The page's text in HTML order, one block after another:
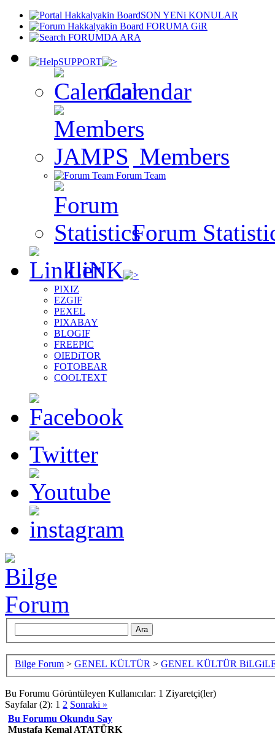
SON YENi KONULAR
FORUMA GiR
FORUMDA ARA
SUPPORT
Calendar
Members
Forum Team
Forum
LiNK
PIXIZ
EZGIF
PEXEL
PIXABAY
BLOGIF
FREEPIC
OIEDiTOR
FOTOBEAR
COOLTEXT
Bilge Forum > GENEL KÜLTÜR > GENEL KÜLTÜR
Bu Forumu Görüntüleyen Kullanıcılar: 1 Ziyaretçi(ler)
Sayfalar (2): 1 2 Sonraki »
Bu Forumu Okundu Say
Mustafa Kemal ATATÜRK